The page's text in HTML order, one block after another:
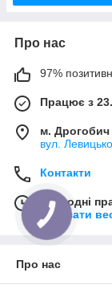
Про нас
97%
Працює з
м. Дрогобич
вул.
Контакти
Сьогодні
Показати
Про нас